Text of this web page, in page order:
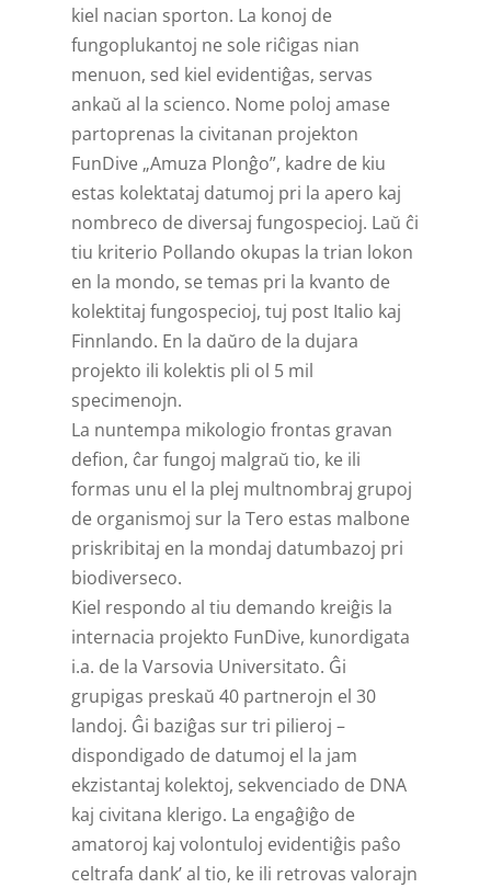
kiel nacian sporton. La konoj de
fungoplukantoj ne sole riĉigas nian
menuon, sed kiel evidentiĝas, servas
ankaŭ al la scienco. Nome poloj amase
partoprenas la civitanan projekton
FunDive „Amuza Plonĝo”, kadre de kiu
estas kolektataj datumoj pri la apero kaj
nombreco de diversaj fungospecioj. Laŭ ĉi
tiu kriterio Pollando okupas la trian lokon
en la mondo, se temas pri la kvanto de
kolektitaj fungospecioj, tuj post Italio kaj
Finnlando. En la daŭro de la dujara
projekto ili kolektis pli ol 5 mil
specimenojn.
La nuntempa mikologio frontas gravan
defion, ĉar fungoj malgraŭ tio, ke ili
formas unu el la plej multnombraj grupoj
de organismoj sur la Tero estas malbone
priskribitaj en la mondaj datumbazoj pri
biodiverseco.
Kiel respondo al tiu demando kreiĝis la
internacia projekto FunDive, kunordigata
i.a. de la Varsovia Universitato. Ĝi
grupigas preskaŭ 40 partnerojn el 30
landoj. Ĝi baziĝas sur tri pilieroj –
dispondigado de datumoj el la jam
ekzistantaj kolektoj, sekvenciado de DNA
kaj civitana klerigo. La engaĝiĝo de
amatoroj kaj volontuloj evidentiĝis paŝo
celtrafa dank’ al tio, ke ili retrovas valorajn